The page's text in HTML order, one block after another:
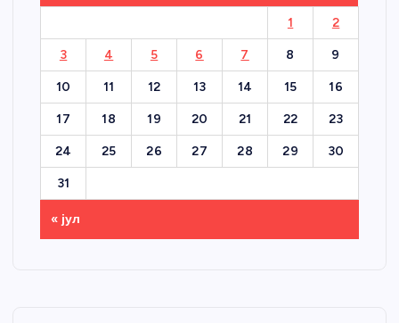
1 2
3 4 5 6 7 8 9
10 11 12 13 14 15 16
17 18 19 20 21 22 23
24 25 26 27 28 29 30
31
« јул